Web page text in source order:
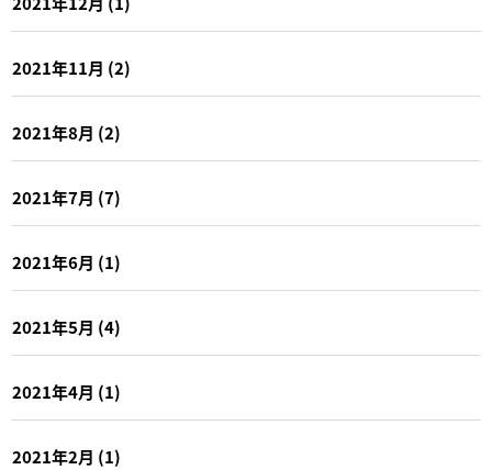
2021年11月 (2)
2021年8月 (2)
2021年7月 (7)
2021年6月 (1)
2021年5月 (4)
2021年4月 (1)
2021年2月 (1)